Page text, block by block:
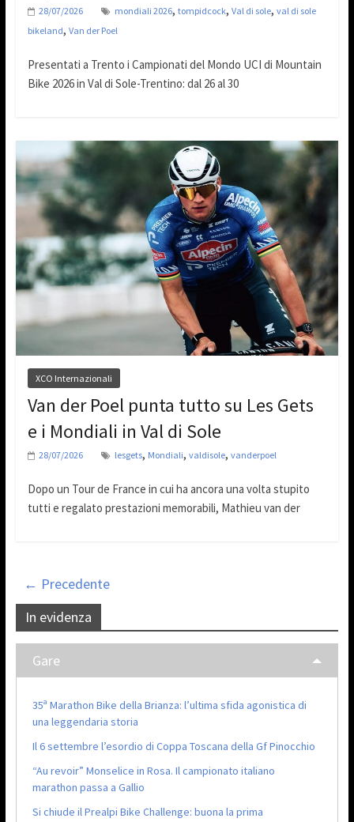
28/07/2026 mondiali 2026, tompidcock, Val di sole, val di sole
bikeland, Van der Poel
Presentati a Trento i Campionati del Mondo UCI di Mountain
Bike 2026 in Val di Sole-Trentino: dal 26 al 30
XCO Internazionali
Van der Poel punta tutto su Les Gets
e i Mondiali in Val di Sole
28/07/2026 lesgets, Mondiali, valdisole, vanderpoel
Dopo un Tour de France in cui ha ancora una volta stupito
tutti e regalato prestazioni memorabili, Mathieu van der
← Precedente
In evidenza
Gare
35ª Marathon Bike della Brianza: l’ultima sfida agonistica di
una leggendaria storia
Il 6 settembre l’esordio di Coppa Toscana della Gf Pinocchio
“Au revoir” Monselice in Rosa. Il campionato italiano
marathon passa a Gallio
Si chiude il Prealpi Bike Challenge: buona la prima